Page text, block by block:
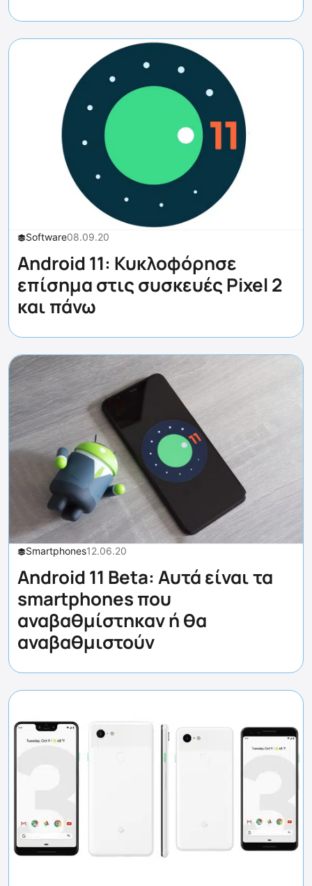
Software08.09.20
Android 11: Κυκλοφόρησε
επίσημα στις συσκευές Pixel 2
και πάνω
Smartphones12.06.20
Android 11 Beta: Αυτά είναι τα
smartphones που
αναβαθμίστηκαν ή θα
αναβαθμιστούν